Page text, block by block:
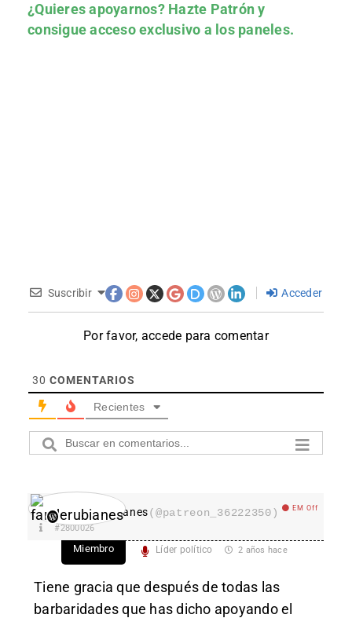
¿Quieres apoyarnos? Hazte Patróny
consigue acceso exclusivo a los paneles.
Suscribir Acceder
Por favor, accede para comentar
30 COMENTARIOS
Recientes
fanderubianes(@patreon_36222350) EM Off
#2800026
Miembro Líder político 2 años hace
Tiene gracia que después de todas las
barbaridades que has dicho apoyando el